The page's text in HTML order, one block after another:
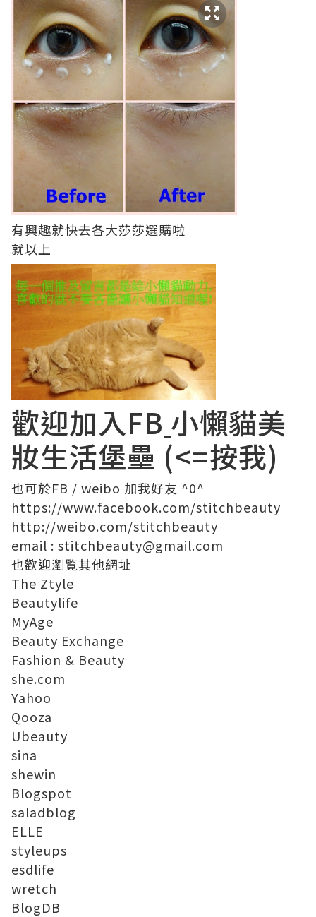
有興趣就快去各大莎莎選購啦
就以上
歡迎加入FB 小懶貓美
妝生活堡壘 (<=按我)
也可於FB / weibo 加我好友 ^0^
https://www.facebook.com/stitchbeauty
http://weibo.com/stitchbeauty
email : stitchbeauty@gmail.com
也歡迎瀏覧其他網址
The Ztyle
Beautylife
MyAge
Beauty Exchange
Fashion & Beauty
she.com
Yahoo
Qooza
Ubeauty
sina
shewin
Blogspot
saladblog
ELLE
styleups
esdlife
wretch
BlogDB